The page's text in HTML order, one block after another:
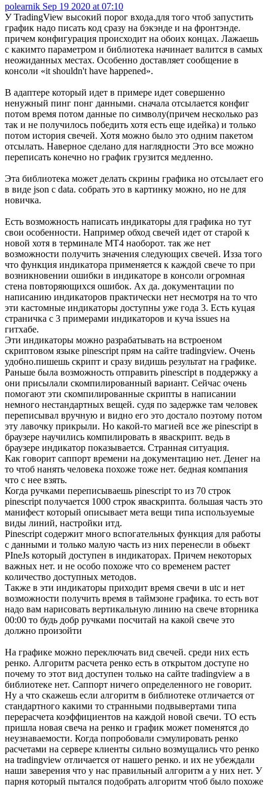
polearnik Sep 19 2020 at 07:10
У TradingView высокий порог входа.для того чтоб запустить
график надо писать код сразу на бэкэнде и на фронтэнде.
причем конфигурация происходит на обоих концах. Лажаешь
с какимто параметром и библиотека начинает валится в самых
неожиданных местах. Особенно доставляет сообщение в
консоли «it shouldn't have happened».
В адаптере который идет в примере идет совершенно
ненужный пинг понг данными. сначала отсылается конфиг
потом время потом данные по символу(причем несколько раз
так и не получилось победить хотя есть еще идейка) и только
потом история свечей. Хотя можно было это одним пакетом
отсылать. Наверное сделано для наглядности Это все можно
переписать конечно но график грузится медленно.
Эта библиотека может делать скрины графика но отсылает его
в виде json с data. собрать это в картинку можно, но не для
новичка.
Есть возможность написать индикаторы для графика но тут
свои особенности. Например обход свечей идет от старой к
новой хотя в терминале MT4 наоборот. так же нет
возможности получить значения следующих свечей. Изза того
что функция индикатора применяется к каждой свече то при
возникновении ошибки в индикаторе в консоли огромная
стена повторяющихся ошибок. Ах да. документации по
написанию индикаторов практически нет несмотря на то что
эти кастомные индикаторы доступны уже года 3. Есть куцая
страничка с 3 примерами индикаторов и куча issues на
гитхабе.
Эти индикаторы можно разрабатывать на встроеном
скриптовом языке pinescript прям на сайте tradingview. Очень
удобно.пишешь скрипт и сразу видишь результат на графике.
Раньше была возможность отправить pinescript в поддержку а
они присылали скомпилированный вариант. Сейчас очень
помогают эти скомпилированные скрипты в написании
немного нестандартных вещей. судя по задержке там человек
переписывал вручную и видно его это достало поэтому потом
эту лавочку прикрыли. Но какой-то магией все же pinescript в
браузере научились компилировать в яваскрипт. ведь в
браузере индикатор показывается. Странная ситуация.
Как говорит саппорт времени на документацию нет. Денег на
то чтоб нанять человека похоже тоже нет. бедная компания
что с нее взять.
Когда ручками переписываешь pinescript то из 70 строк
pinescript получается 1000 строк яваскрипта. большая часть это
манифест который описывает мета вещи типа используемые
виды линий, настройки итд.
Pinescript содержит много вспогательных функция для работы
с данными и только малую часть из них перенесли в обьект
PIneJs который доступен в индикаторах. Причем некоторых
важных нет. и не особо похоже что со временем растет
количество доступных методов.
Также в эти индикаторы приходит время свечи в utc и нет
возможности получить время в таймзоне графика. то есть вот
надо вам нарисовать вертикальную линию на свече вторника
00:00 то будь добр ручками посчитай на какой свече это
должно произойти
На графике можно переключать вид свечей. среди них есть
ренко. Алгоритм расчета ренко есть в открытом доступе но
почему то этот вид доступен только на сайте tradingview а в
библиотеке нет. Саппорт ничего определенного не говорит.
Ну а что скажешь если алгоритм в библиотеке отличается от
стандартного какими то странными подвывертами типа
перерасчета коэффициентов на каждой новой свечи. ТО есть
пришла новая свеча на ренко и график может поменятся до
неузнаваемости. Когда попробовали сэмулировать ренко
расчетами на сервере клиенты сильно возмущались что ренко
на tradingview отличается от нашего ренко. и их не убеждали
наши заверения что у нас правильный алгоритм а у них нет. У
парня который пытался подобрать алгоритм чтоб было похоже